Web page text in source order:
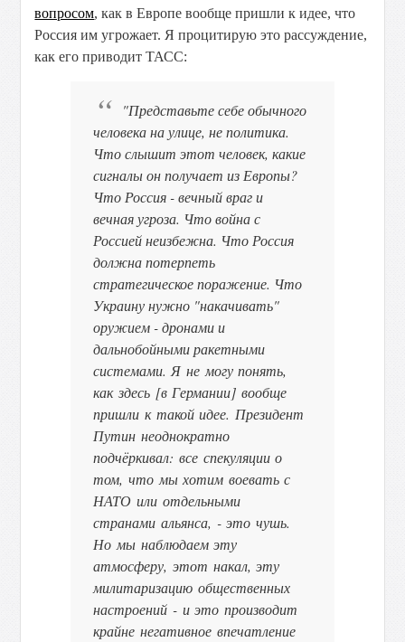
вопросом, как в Европе вообще пришли к идее, что
Россия им угрожает. Я процитирую это рассуждение,
как его приводит ТАСС:
"Представьте себе обычного
человека на улице, не политика.
Что слышит этот человек, какие
сигналы он получает из Европы?
Что Россия - вечный враг и
вечная угроза. Что война с
Россией неизбежна. Что Россия
должна потерпеть
стратегическое поражение. Что
Украину нужно "накачивать"
оружием - дронами и
дальнобойными ракетными
системами. Я не могу понять,
как здесь [в Германии] вообще
пришли к такой идее. Президент
Путин неоднократно
подчёркивал: все спекуляции о
том, что мы хотим воевать с
НАТО или отдельными
странами альянса, - это чушь.
Но мы наблюдаем эту
атмосферу, этот накал, эту
милитаризацию общественных
настроений - и это производит
крайне негативное впечатление